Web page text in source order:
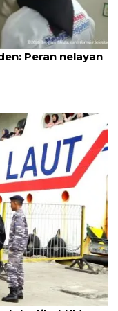
Peran nelayan